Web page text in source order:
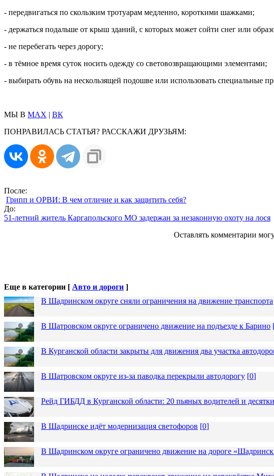
- передвигаться по скользким тротуарам медленно, короткими шажками;
- держаться подальше от крыш зданий, с которых может сойти снег или
- не перебегать через дорогу;
- в тёмное время суток носить одежду со световозвращающими элементами;
- выбирать обувь на нескользящей подошве или использовать специальные
МЫ В MAX | ВК
ПОНРАВИЛАСЬ СТАТЬЯ? РАССКАЖИ ДРУЗЬЯМ:
После:
Грипп и ОРВИ: В чем отличие и как защитить себя?
До:
51-летний житель Каргапольского МО задержан за незаконную охоту на лося
Оставлять комментарии
Еще в категории [ Авто и дороги ]
В Шадринском округе сняли ограничения на движение транспорта
В Шатровском округе ограничено движение на подъезде к Барино
В Курганской области закрыты для движения два участка
В Шатровском округе из-за паводка перекрыли автодорогу [0]
Рейд ГИБДД в Курганской области: 20 пьяных водителей и
В Шадринске идёт модернизация светофоров [0]
В Шадринском округе ограничено движение на дороге